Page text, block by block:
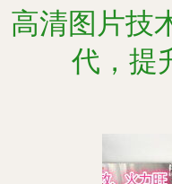
高清图片技
代，提